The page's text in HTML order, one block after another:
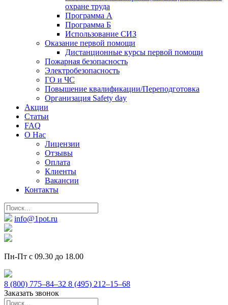
охране труда
Программа А
Программа Б
Использование СИЗ
Оказание первой помощи
Дистанционные курсы первой помощи
Пожарная безопасность
Электробезопасность
ГО и ЧС
Повышение квалификации/Переподготовка
Организация Safety day
Акции
Статьи
FAQ
О Нас
Лицензии
Отзывы
Оплата
Клиенты
Вакансии
Контакты
info@1pot.ru
Пн-Пт с 09.30 до 18.00
8 (800) 775–84–32 8 (495) 212–15–68
Заказать звонок